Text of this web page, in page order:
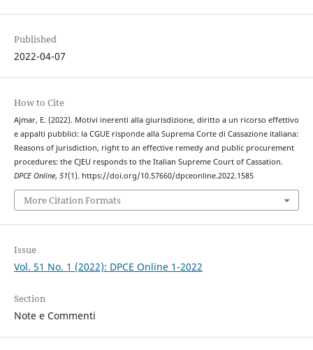
Published
2022-04-07
How to Cite
Ajmar, E. (2022). Motivi inerenti alla giurisdizione, diritto a un ricorso effettivo
e appalti pubblici: la CGUE risponde alla Suprema Corte di Cassazione italiana:
Reasons of jurisdiction, right to an effective remedy and public procurement
procedures: the CJEU responds to the Italian Supreme Court of Cassation.
DPCE Online, 51(1). https://doi.org/10.57660/dpceonline.2022.1585
More Citation Formats
Issue
Vol. 51 No. 1 (2022): DPCE Online 1-2022
Section
Note e Commenti